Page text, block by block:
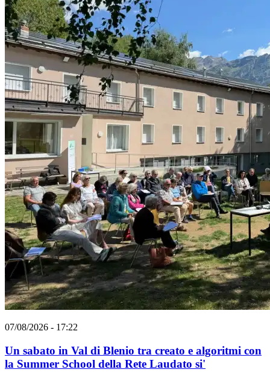
07/08/2026 - 17:22
Un sabato in Val di Blenio tra creato e algoritmi con
la Summer School della Rete Laudato si'